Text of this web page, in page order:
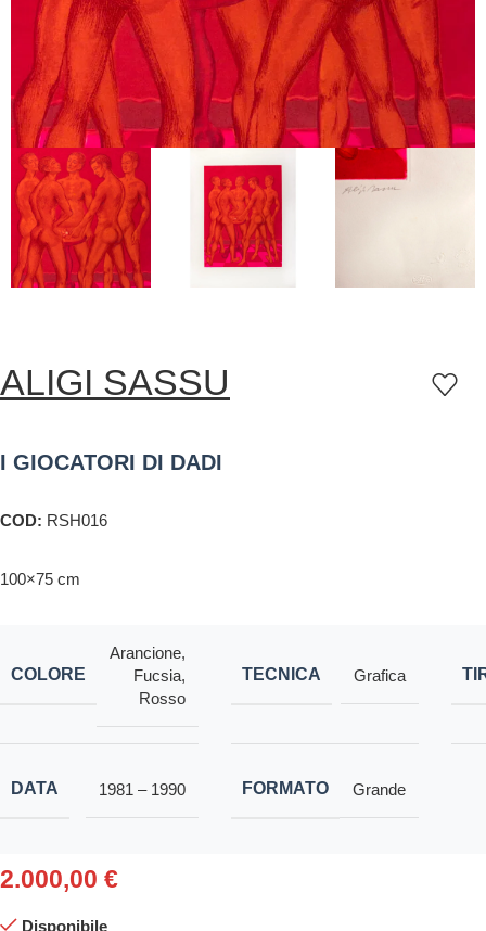
ALIGI SASSU
I GIOCATORI DI DADI
COD: RSH016
100×75 cm
COLORE
Arancione,
Fucsia,
Rosso
TECNICA Grafica
DATA 1981 – 1990 FORMATO Grande
2.000,00 €
Disponibile